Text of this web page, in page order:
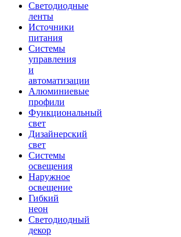
Светодиодные
ленты
Источники
питания
Системы
управления
и
автоматизации
Алюминиевые
профили
Функциональный
свет
Дизайнерский
свет
Системы
освещения
Наружное
освещение
Гибкий
неон
Светодиодный
декор